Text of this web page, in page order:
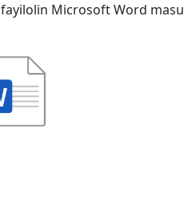
Microsoft Word masu